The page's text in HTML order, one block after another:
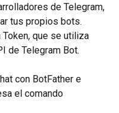
de Telegram,
tus propios bots.
que se utiliza
de Telegram Bot.
con BotFather e
el comando